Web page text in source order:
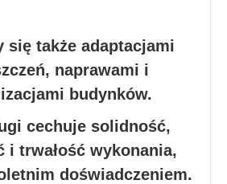
się także adaptacjami
naprawami i
budynków.
cechuje solidność,
i trwałość wykonania,
doświadczeniem.